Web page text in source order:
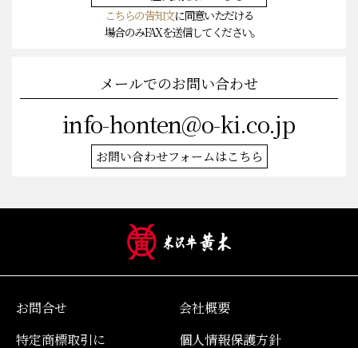
こちらの告知文に同意いただける
場合のみFAXを送信してください。
メールでのお問い合わせ
info-honten@o-ki.co.jp
お問い合わせフォームはこちら
お問合せ
会社概要
特定商標取引に
個人情報保護方針